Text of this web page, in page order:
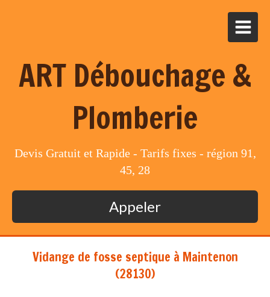
ART Débouchage &
Plomberie
Devis Gratuit et Rapide - Tarifs fixes - région 91,
45, 28
Appeler
Vidange de fosse septique à Maintenon
(28130)